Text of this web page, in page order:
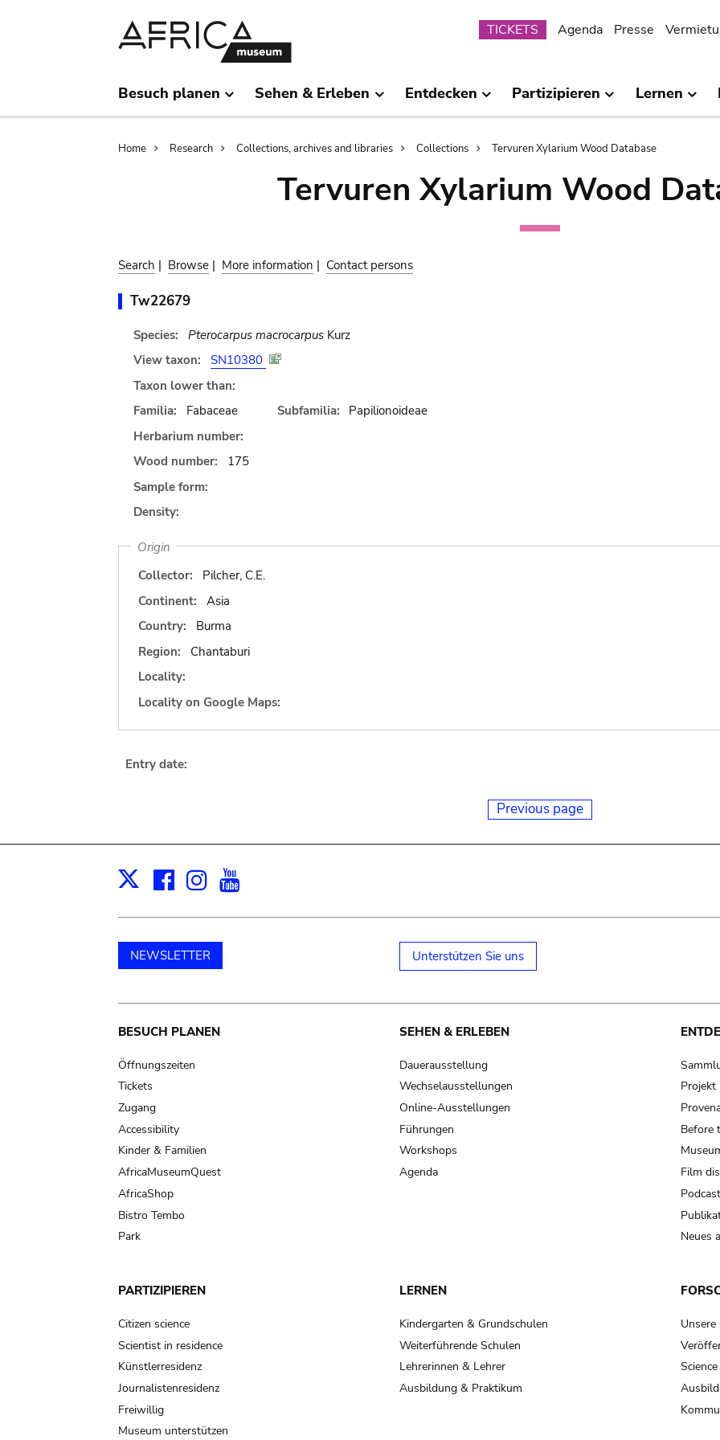
Submenu
TICKETS Agenda Presse
Besuch planen Sehen & Erleben Entdecken Partizipieren Lernen
Breadcrumb
Home Research Collections, archives and libraries Collections Tervuren Xylarium Wood Database
Tervuren Xylarium Wood
Search | Browse | More information | Contact persons
Tw22679
Species: Pterocarpus macrocarpusKurz
View taxon:
SN10380
Taxon lower than:
Familia:
Fabaceae Subfamilia:
Papilionoideae
Herbarium number:
Wood number:
175
Sample form:
Density:
Origin
Collector:
Pilcher, C.E.
Continent:
Asia
Country:
Burma
Region:
Chantaburi
Locality:
Locality on Google Maps:
Entry date:
Previous page
X Facebook
Instagram
NEWSLETTER Unterstützen Sie uns
Main
navigation
BESUCH PLANEN
Öffnungszeiten
Tickets
Zugang
Accessibility
Kinder & Familien
AfricaMuseumQuest
AfricaShop
Bistro Tembo
Park
SEHEN & ERLEBEN
Dauerausstellung
Wechselausstellungen
Online-Ausstellungen
Führungen
Workshops
Agenda
Projekt
Before
Film
Neues
PARTIZIPIEREN
Citizen science
Scientist in residence
Künstlerresidenz
Journalistenresidenz
Freiwillig
Museum unterstützen
LERNEN
Kindergarten & Grundschulen
Weiterführende Schulen
Lehrerinnen & Lehrer
Ausbildung & Praktikum